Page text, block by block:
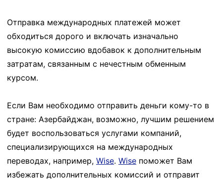
Отправка международных платежей может
обходиться дорого и включать изначально
высокую комиссию вдобавок к дополнительным
затратам, связанным с нечестным обменным
курсом.
Если Вам необходимо отправить деньги кому-то в
стране: Азербайджан, возможно, лучшим решением
будет воспользоваться услугами компаний,
специализирующихся на международных
переводах, например, Wise. Wise поможет Вам
избежать дополнительных комиссий и отправит